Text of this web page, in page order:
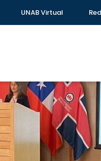
UNAB Virtual